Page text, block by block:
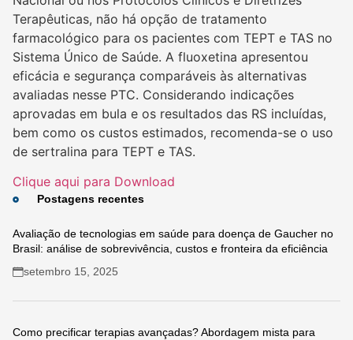
Terapêuticas, não há opção de tratamento
farmacológico para os pacientes com TEPT e TAS no
Sistema Único de Saúde. A fluoxetina apresentou
eficácia e segurança comparáveis às alternativas
avaliadas nesse PTC. Considerando indicações
aprovadas em bula e os resultados das RS incluídas,
bem como os custos estimados, recomenda-se o uso
de sertralina para TEPT e TAS.
Clique aqui para Download
Postagens recentes
Avaliação de tecnologias em saúde para doença de Gaucher no
Brasil: análise de sobrevivência, custos e fronteira da eficiência
setembro 15, 2025
Como precificar terapias avançadas? Abordagem mista para